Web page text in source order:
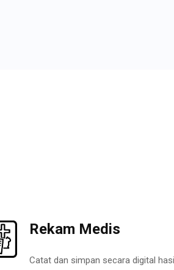
Rekam Medis
Catat dan simpan secara digital